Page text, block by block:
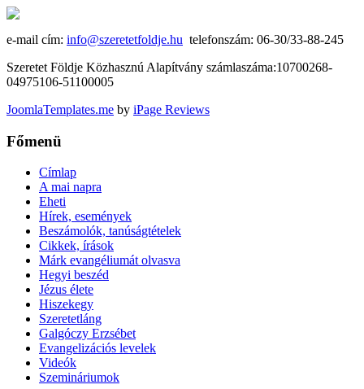
e-mail cím: info@szeretetfoldje.hu telefonszám: 06-30/33-88-245
Szeretet Földje Közhasznú Alapítvány számlaszáma:10700268-
04975106-51100005
JoomlaTemplates.me by iPage Reviews
Főmenü
Címlap
A mai napra
Eheti
Hírek, események
Beszámolók, tanúságtételek
Cikkek, írások
Márk evangéliumát olvasva
Hegyi beszéd
Jézus élete
Hiszekegy
Szeretetláng
Galgóczy Erzsébet
Evangelizációs levelek
Videók
Szemináriumok